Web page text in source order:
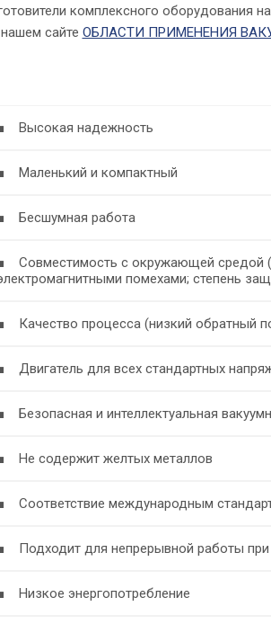
комплексного оборудования
сайте ОБЛАСТИ ПРИМЕНЕНИЯ
Высокая надежность
Маленький и компактный
Бесшумная работа
Совместимость с окружающей средой
помехами; степень
Качество процесса (низкий обратный
Двигатель для всех стандартных
Безопасная и интеллектуальная
Не содержит желтых металлов
Соответствие международным
Подходит для непрерывной работы при
Низкое энергопотребление